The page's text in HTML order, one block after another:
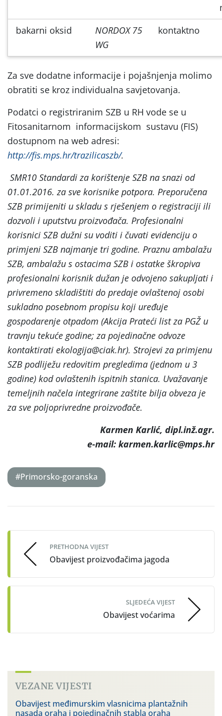
bakarni oksid
NORDOX 75
WG
kontaktno
Za sve dodatne informacije i pojašnjenja molimo
obratiti se kroz individualna savjetovanja.
Podatci o registriranim SZB u RH vode se u
Fitosanitarnom informacijskom sustavu (FIS)
dostupnom na web adresi:
http://fis.mps.hr/trazilicaszb/.
SMR10 Standardi za korištenje SZB na snazi od
01.01.2016. za sve korisnike potpora. Preporučena
SZB primijeniti u skladu s rješenjem o registraciji ili
dozvoli i uputstvu proizvođača. Profesionalni
korisnici SZB dužni su voditi i čuvati evidenciju o
primjeni SZB najmanje tri godine. Praznu ambalažu
SZB, ambalažu s ostacima SZB i ostatke škropiva
profesionalni korisnik dužan je odvojeno sakupljati i
privremeno skladištiti do predaje ovlaštenoj osobi
sukladno posebnom propisu koji uređuje
gospodarenje otpadom (Akcija Prateći list za PGŽ u
travnju tekuće godine; za pojedinačne odvoze
kontaktirati ekologija@ciak.hr). Strojevi za primjenu
SZB podliježu redovitim pregledima (jednom u 3
godine) kod ovlaštenih ispitnih stanica. Uvažavanje
temeljnih načela integrirane zaštite bilja obveza je
za sve poljoprivredne proizvođače.
Karmen Karlić, dipl.inž.agr.
e-mail: karmen.karlic@mps.hr
#Primorsko-goranska
navigation
PRETHODNA VIJEST
Obavijest proizvođačima jagoda
SLJEDEĆA VIJEST
Obavijest voćarima
VEZANE VIJESTI
Obavijest međimurskim vlasnicima plantažnih
nasada oraha i pojedinačnih stabla oraha